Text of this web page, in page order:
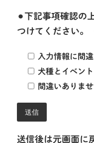
⚫︎下記事項確認の
つけてください。
入力情報に間
犬種とイベン
間違いありま
送信後は元画面に